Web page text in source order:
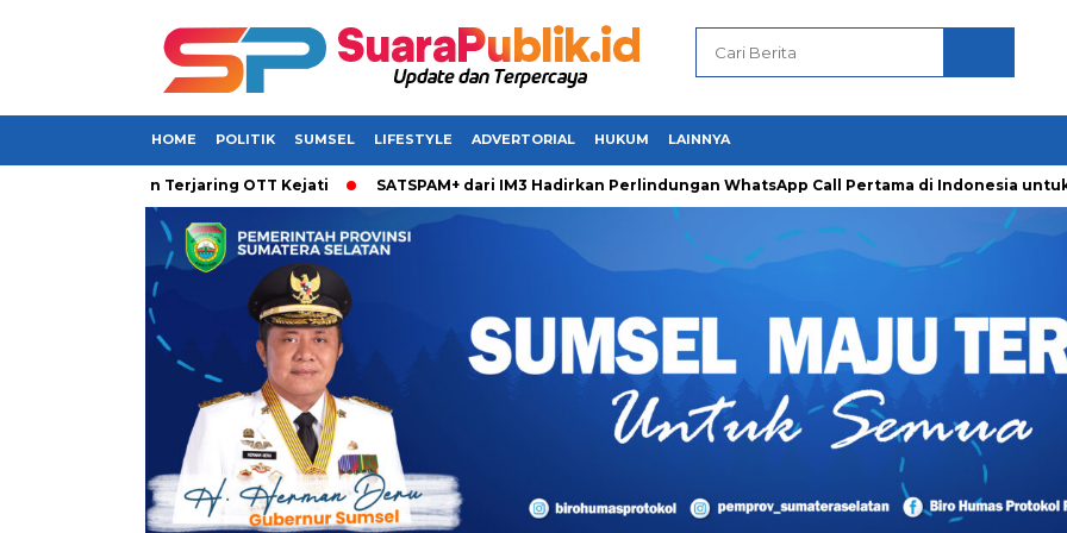
HOME POLITIK SUMSEL LIFESTYLE ADVERTORIAL HUKUM LAINNYA
Dikabarkan Terjaring OTT Kejati SATSPAM+ dari IM3 Hadirkan Perlindungan WhatsApp Call Pertama di Indonesia untuk